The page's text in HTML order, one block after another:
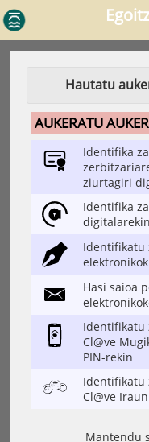
Hautatu